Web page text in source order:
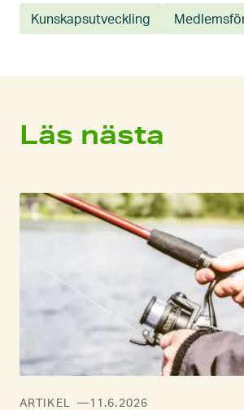
Kunskapsutveckling
Läs nästa
ARTIKEL 11.6.2026